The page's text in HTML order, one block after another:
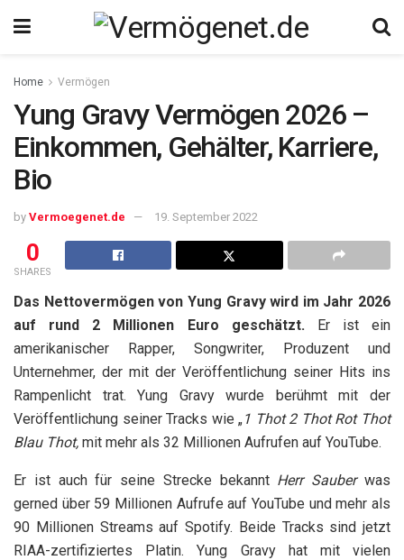
Home Vermögen
Yung Gravy Vermögen 2026 –
Einkommen, Gehälter, Karriere,
Bio
by Vermoegenet.de 19. September 2022
0
SHARES
Das Nettovermögen von Yung Gravy wird im Jahr 2026
auf rund 2 Millionen Euro geschätzt. Er ist ein
amerikanischer Rapper, Songwriter, Produzent und
Unternehmer, der mit der Veröffentlichung seiner Hits ins
Rampenlicht trat. Yung Gravy wurde berühmt mit der
Veröffentlichung seiner Tracks wie „1 Thot 2 Thot Rot Thot
Blau Thot, mit mehr als 32 Millionen Aufrufen auf YouTube.
Er ist auch für seine Strecke bekannt Herr Sauberwas
gerned über 59 Millionen Aufrufe auf YouTube und mehr als
90 Millionen Streams auf Spotify. Beide Tracks sind jetzt
RIAA-zertifiziertes Platin. Yung Gravy hat mit vielen